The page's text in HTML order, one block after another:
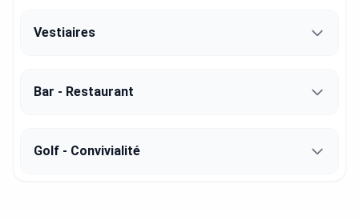
Vestiaires
Bar - Restaurant
Golf - Convivialité